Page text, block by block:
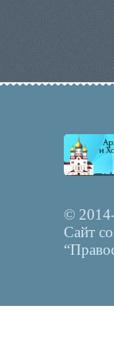
©
Сайт